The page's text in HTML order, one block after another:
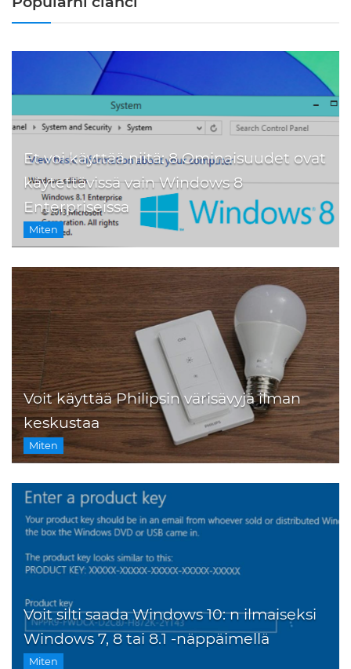
Et voi käyttää niitä: 8 Ominaisuudet ovat
käytettävissä vain Windows 8
Enterpriseissa
Miten
Voit käyttää Philipsin värisävyjä ilman
keskustaa
Miten
Voit silti saada Windows 10: n ilmaiseksi
Windows 7, 8 tai 8.1 -näppäimellä
Miten